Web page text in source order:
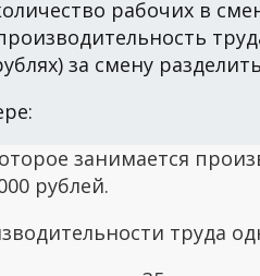
рабочих в
за смену
занимается
рублей.
труда